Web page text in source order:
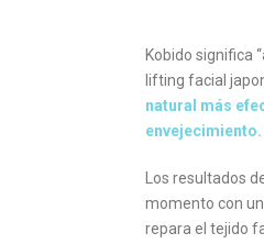
Kobido significa
lifting facial
natural más
envejecimiento.
Los resultados
momento con
repara el tejido